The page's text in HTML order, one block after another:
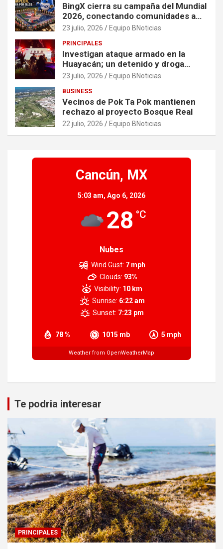
BingX cierra su campaña del Mundial
2026, conectando comunidades a
través de experiencias exclusivas
23 julio, 2026 Equipo BNoticias
PRINCIPALES
Investigan ataque armado en la
Huayacán; un detenido y droga
asegurada tras persecución
23 julio, 2026 Equipo BNoticias
BUSINESS
Vecinos de Pok Ta Pok mantienen
rechazo al proyecto Bosque Real
22 julio, 2026 Equipo BNoticias
Cancún, MX
5:03 am, Ago 6, 2026
28 °C
Nubes
78 % 1015 mb 5 mph
Wind Gust: 7 mph
Clouds: 93%
Visibility: 10 km
Sunrise: 6:22 am
Sunset: 7:23 pm
Weather from OpenWeatherMap
Te podria interesar
PRINCIPALES